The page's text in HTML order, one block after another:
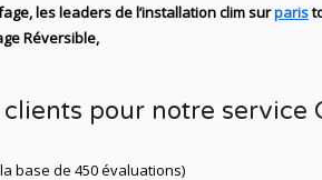
, les leadersde l’installation clim surparis
Réversible,
pour notre service
base de 450 évaluations)